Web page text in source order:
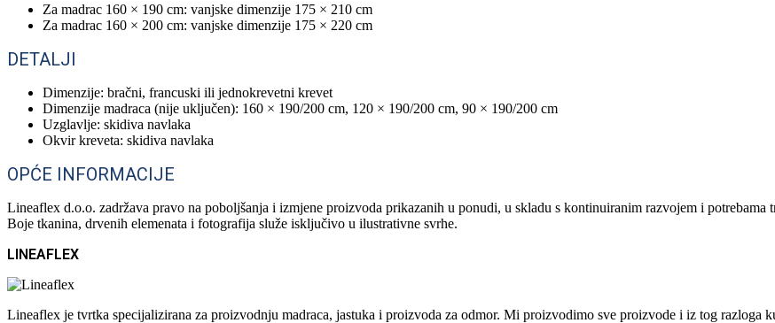
Za madrac 160 × 190 cm: vanjske dimenzije 175 × 210 cm
Za madrac 160 × 200 cm: vanjske dimenzije 175 × 220 cm
DETALJI
Dimenzije: bračni, francuski ili jednokrevetni krevet
Dimenzije madraca (nije uključen): 160 × 190/200 cm, 120 × 190/200 cm, 90 × 190/200 cm
Uzglavlje: skidiva navlaka
Okvir kreveta: skidiva navlaka
OPĆE INFORMACIJE
Lineaflex d.o.o. zadržava pravo na poboljšanja i izmjene proizvoda prikazanih u ponudi, u skladu s kontinuiranim razvojem i potrebama
Boje tkanina, drvenih elemenata i fotografija služe isključivo u ilustrativne svrhe.
LINEAFLEX
Lineaflex je tvrtka specijalizirana za proizvodnju madraca, jastuka i proizvoda za odmor. Mi proizvodimo sve proizvode i iz tog razloga